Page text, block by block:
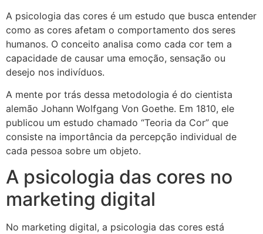
A psicologia das cores é um estudo que busca entender
como as cores afetam o comportamento dos seres
humanos. O conceito analisa como cada cor tem a
capacidade de causar uma emoção, sensação ou
desejo nos indivíduos.
A mente por trás dessa metodologia é do cientista
alemão Johann Wolfgang Von Goethe. Em 1810, ele
publicou um estudo chamado “Teoria da Cor” que
consiste na importância da percepção individual de
cada pessoa sobre um objeto.
A psicologia das cores no
marketing digital
No marketing digital, a psicologia das cores está